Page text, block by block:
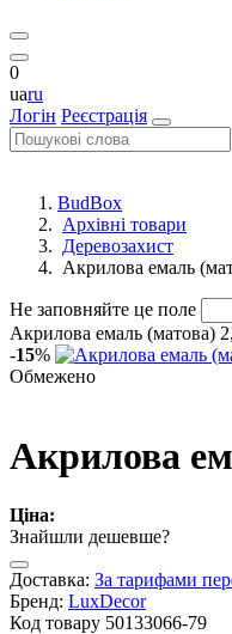
0
uaru
Логін Реєстрація
BudBox
Архівні товари
Деревозахист
Акрилова емаль
Не заповняйте це поле
Акрилова емаль (матова)
-15%
Обмежено
Акрилова
Ціна:
Знайшли дешевше?
Доставка: За тарифами
Бренд: LuxDecor
Код товару 50133066-79